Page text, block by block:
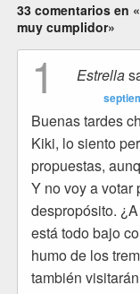
33 comentarios en
muy cumplidor»
1 Estrella
Buenas tardes
Kiki, lo siento
propuestas,
Y no voy a votar
despropósito.
está todo bajo
humo de los
también